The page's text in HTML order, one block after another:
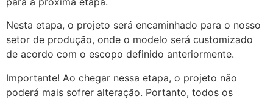
Nesta etapa, o projeto será encaminhado para o nosso
setor de produção, onde o modelo será customizado
de acordo com o escopo definido anteriormente.
Importante! Ao chegar nessa etapa, o projeto não
poderá mais sofrer alteração. Portanto, todos os